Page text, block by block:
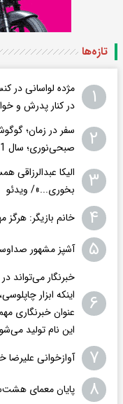
تازه‌ها
۱
مژده لواسانی در
در کنار پدرش و
۲
سفر در زمان؛
صبحی‌نوری؛ سال 1331
۳
الیکا عبدالرزاقی
بخوری...»/ ویدئو
۴ خانم بازیگر:
۵ آشپز مشهور
۶
خبرنگار
اینکه ابزار
عنوان خبرنگاری
این نام تولید
۷ آوازخوانی
۸ پایان معمای